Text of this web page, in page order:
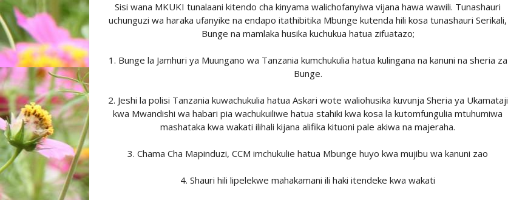
Sisi wana MKUKI tunalaani kitendo cha kinyama walichofanyiwa vijana hawa wawili. Tunashauri
uchunguzi wa haraka ufanyike na endapo itathibitika Mbunge kutenda hili kosa tunashauri Serikali,
Bunge na mamlaka husika kuchukua hatua zifuatazo;
1. Bunge la Jamhuri ya Muungano wa Tanzania kumchukulia hatua kulingana na kanuni na sheria za
Bunge.
2. Jeshi la polisi Tanzania kuwachukulia hatua Askari wote waliohusika kuvunja Sheria ya Ukamataji
kwa Mwandishi wa habari pia wachukuiliwe hatua stahiki kwa kosa la kutomfungulia mtuhumiwa
mashataka kwa wakati ilihali kijana alifika kituoni pale akiwa na majeraha.
3. Chama Cha Mapinduzi, CCM imchukulie hatua Mbunge huyo kwa mujibu wa kanuni zao
4. Shauri hili lipelekwe mahakamani ili haki itendeke kwa wakati